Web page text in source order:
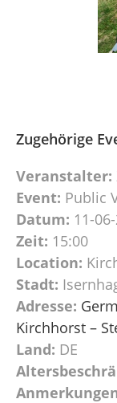
Zugehörige
Veranstalter:
Event: Public
Datum: 11-
Zeit: 15:00
Location:
Stadt:
Adresse:
Kirchhorst –
Land: DE